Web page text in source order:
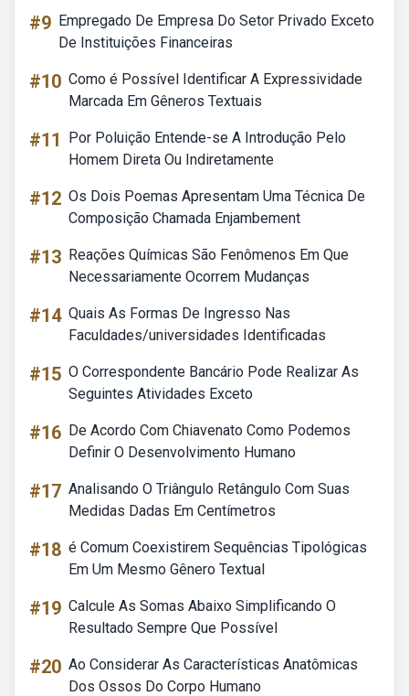
#9 Empregado De Empresa Do Setor Privado Exceto
De Instituições Financeiras
#10 Como é Possível Identificar A Expressividade
Marcada Em Gêneros Textuais
#11
Por Poluição Entende-se A Introdução Pelo
Homem Direta Ou Indiretamente
#12 Os Dois Poemas Apresentam Uma Técnica De
Composição Chamada Enjambement
#13 Reações Químicas São Fenômenos Em Que
Necessariamente Ocorrem Mudanças
#14 Quais As Formas De Ingresso Nas
Faculdades/universidades Identificadas
#15 O Correspondente Bancário Pode Realizar As
Seguintes Atividades Exceto
#16 De Acordo Com Chiavenato Como Podemos
Definir O Desenvolvimento Humano
#17 Analisando O Triângulo Retângulo Com Suas
Medidas Dadas Em Centímetros
#18 é Comum Coexistirem Sequências Tipológicas
Em Um Mesmo Gênero Textual
#19 Calcule As Somas Abaixo Simplificando O
Resultado Sempre Que Possível
#20 Ao Considerar As Características Anatômicas
Dos Ossos Do Corpo Humano